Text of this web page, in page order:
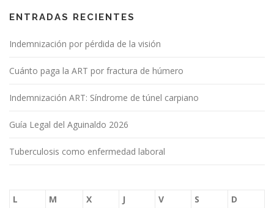
ENTRADAS RECIENTES
Indemnización por pérdida de la visión
Cuánto paga la ART por fractura de húmero
Indemnización ART: Síndrome de túnel carpiano
Guía Legal del Aguinaldo 2026
Tuberculosis como enfermedad laboral
L M X J V S D